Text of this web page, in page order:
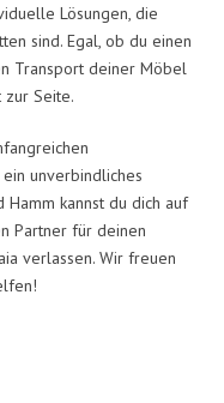
Lösungen, die
sind. Egal, ob du einen
Transport deiner Möbel
zur Seite.
unverbindliches
kannst du dich auf
Partner für deinen
verlassen. Wir freuen